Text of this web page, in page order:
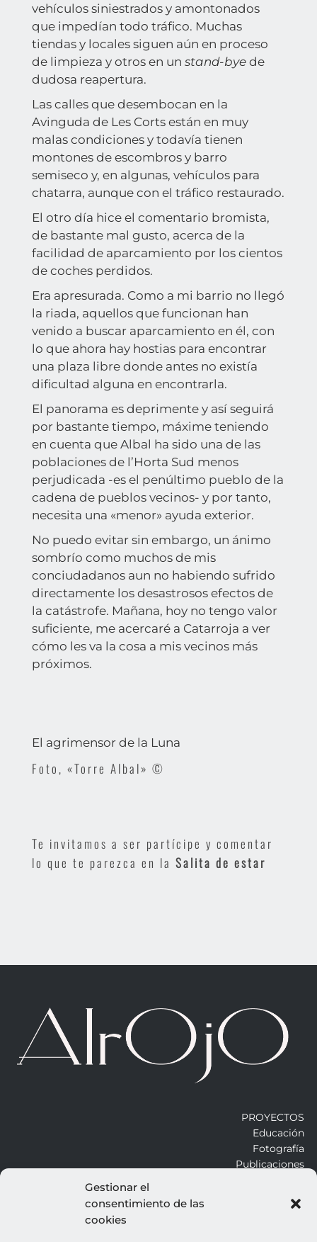
Gestionar el
consentimiento de las
cookies
vehículos siniestrados y amontonados
que impedían todo tráfico. Muchas
tiendas y locales siguen aún en proceso
de limpieza y otros en un stand-byede
dudosa reapertura.
Las calles que desembocan en la
Avinguda de Les Corts están en muy
malas condiciones y todavía tienen
montones de escombros y barro
semiseco y, en algunas, vehículos para
chatarra, aunque con el tráfico restaurado.
El otro día hice el comentario bromista,
de bastante mal gusto, acerca de la
facilidad de aparcamiento por los cientos
de coches perdidos.
Era apresurada. Como a mi barrio no llegó
la riada, aquellos que funcionan han
venido a buscar aparcamiento en él, con
lo que ahora hay hostias para encontrar
una plaza libre donde antes no existía
dificultad alguna en encontrarla.
El panorama es deprimente y así seguirá
por bastante tiempo, máxime teniendo
en cuenta que Albal ha sido una de las
poblaciones de l’Horta Sud menos
perjudicada -es el penúltimo pueblo de la
cadena de pueblos vecinos- y por tanto,
necesita una «menor» ayuda exterior.
No puedo evitar sin embargo, un ánimo
sombrío como muchos de mis
conciudadanos aun no habiendo sufrido
directamente los desastrosos efectos de
la catástrofe. Mañana, hoy no tengo valor
suficiente, me acercaré a Catarroja a ver
cómo les va la cosa a mis vecinos más
próximos.
El agrimensor de la Luna
Foto, «Torre Albal» ©
Te invitamos a ser partícipe y comentar
lo que te parezca en la Salita de estar
PROYECTOS
Educación
Fotografía
Publicaciones
ALROJO